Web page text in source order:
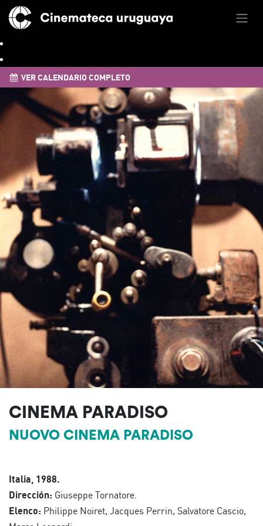
VER CALENDARIO COMPLETO
CINEMA PARADISO
NUOVO CINEMA PARADISO
Italia, 1988.
Dirección: Giuseppe Tornatore.
Elenco: Philippe Noiret, Jacques Perrin, Salvatore Cascio,